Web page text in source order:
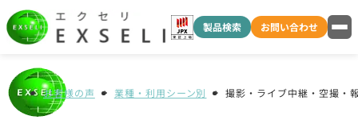
製品検索 お問い合わせ
お客様の声 業種・利用シーン別 撮影・ライブ中継・空撮・